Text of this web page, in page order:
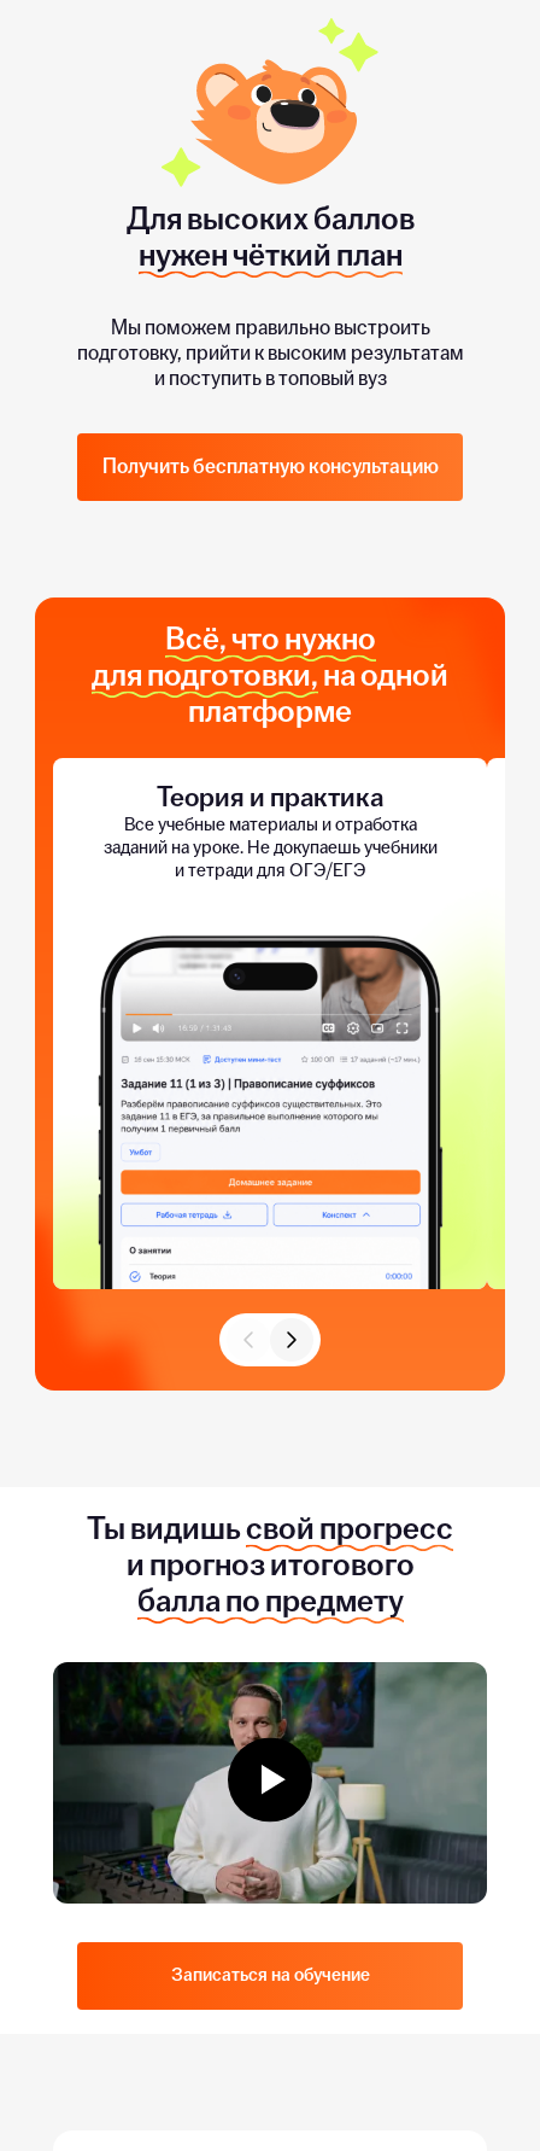
Для высоких баллов
нужен чёткий план
Мы поможем правильно выстроить
подготовку, прийти к высоким результатам
и поступить в топовый вуз
Получить бесплатную консультацию
Теория и практика
Все учебные материалы и отработка
заданий на уроке. Не докупаешь учебники
и тетради для ОГЭ/ЕГЭ
Всё, что нужно
для подготовки,на одной
платформе
Ты видишьсвой прогресс
и прогноз итогового
балла по предмету
Записаться на обучение